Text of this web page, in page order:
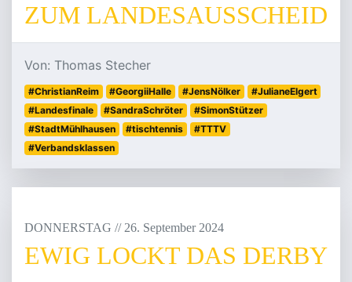
ZUM LANDESAUSSCHEID
Von: Thomas Stecher
#ChristianReim #GeorgiiHalle #JensNölker
#JulianeElgert
#Landesfinale
#SandraSchröter
#SimonStützer
#StadtMühlhausen
#tischtennis
#TTTV
#Verbandsklassen
DONNERSTAG // 26. September 2024
EWIG LOCKT DAS DERBY